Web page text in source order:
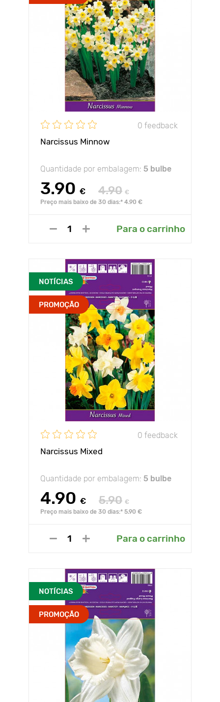
0 feedback
Narcissus Minnow
Quantidade por embalagem: 5 bulbe
3.90 € 4.90 €
Preço mais baixo de 30 dias:* 4.90 €
Para o carrinho
NOTÍCIAS
PROMOÇÃO
0 feedback
Narcissus Mixed
Quantidade por embalagem: 5 bulbe
4.90 € 5.90 €
Preço mais baixo de 30 dias:* 5.90 €
Para o carrinho
NOTÍCIAS
PROMOÇÃO